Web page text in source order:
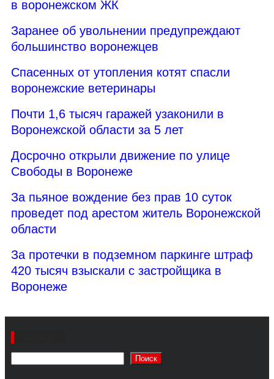
в воронежском ЖК
Заранее об увольнении предупреждают
большинство воронежцев
Спасенных от утопления котят спасли
воронежские ветеринары
Почти 1,6 тысяч гаражей узаконили в
Воронежской области за 5 лет
Досрочно открыли движение по улице
Свободы в Воронеже
За пьяное вождение без прав 10 суток
проведет под арестом житель Воронежской
области
За протечки в подземном паркинге штраф
420 тысяч взыскали с застройщика в
Воронеже
Поиск